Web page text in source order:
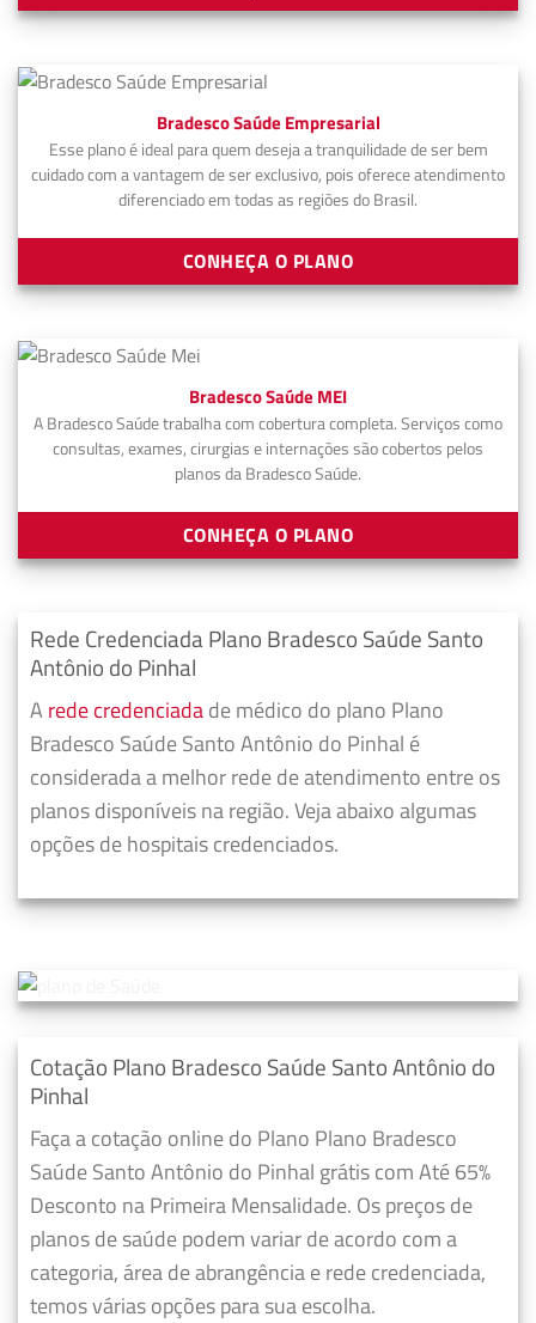
Bradesco Saúde Empresarial
Esse plano é ideal para quem deseja a tranquilidade de ser bem
cuidado com a vantagem de ser exclusivo, pois oferece atendimento
diferenciado em todas as regiões do Brasil.
CONHEÇA O PLANO
Bradesco Saúde MEI
A Bradesco Saúde trabalha com cobertura completa. Serviços como
consultas, exames, cirurgias e internações são cobertos pelos
planos da Bradesco Saúde.
CONHEÇA O PLANO
Rede Credenciada Plano Bradesco Saúde Santo
Antônio do Pinhal
A rede credenciadade médico do plano Plano
Bradesco Saúde Santo Antônio do Pinhal é
considerada a melhor rede de atendimento entre os
planos disponíveis na região. Veja abaixo algumas
opções de hospitais credenciados.
Cotação Plano Bradesco Saúde Santo Antônio do
Pinhal
Faça a cotação online do Plano Plano Bradesco
Saúde Santo Antônio do Pinhal grátis com Até 65%
Desconto na Primeira Mensalidade. Os preços de
planos de saúde podem variar de acordo com a
categoria, área de abrangência e rede credenciada,
temos várias opções para sua escolha.